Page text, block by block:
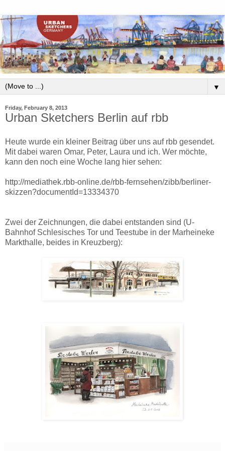
▼
Friday, February 8, 2013
Urban Sketchers Berlin auf rbb
Heute wurde ein kleiner Beitrag über uns auf rbb gesendet.
Mit dabei waren Omar, Peter, Laura und ich. Wer möchte,
kann den noch eine Woche lang hier sehen:
http://mediathek.rbb-online.de/rbb-fernsehen/zibb/berliner-
skizzen?documentId=13334370
Zwei der Zeichnungen, die dabei entstanden sind (U-
Bahnhof Schlesisches Tor und Teestube in der Marheineke
Markthalle, beides in Kreuzberg):